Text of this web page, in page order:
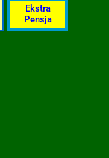
Ekstra
Pensja